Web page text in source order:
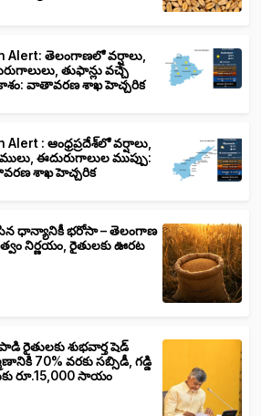
Alert: తెలంగాణలో వర్షాలు,
తుఫాన్లు వచ్చే
వాతావరణ శాఖ హెచ్చరిక
Alert : ఆంధ్రప్రదేశ్‌లో వర్షాలు,
ఈదురుగాలుల ముప్పు:
శాఖ హెచ్చరిక
ధాన్యానికీ భరోసా – తెలంగాణ
నిర్ణయం, రైతులకు ఊరట
రైతులకు శుభవార్త షెడ్
70% వరకు సబ్సిడీ, గడ్డి
రూ.15,000 సాయం